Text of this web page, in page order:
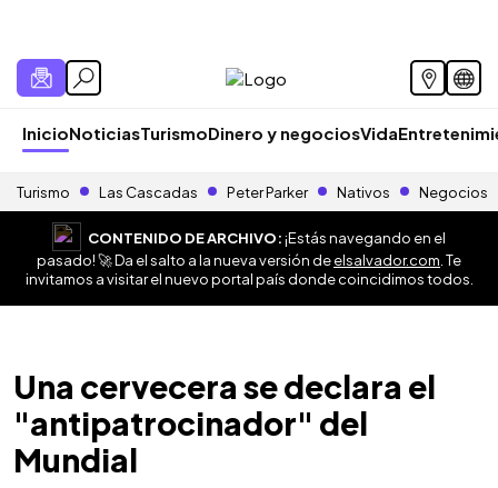
InicioNoticiasTurismoDinero y negociosVida
Turismo Las Cascadas Peter Parker Nativos Negocios
CONTENIDO DE ARCHIVO:¡Estás navegando en el
pasado! 🚀 Da el salto a la nueva versión deelsalvador.com . Te
invitamos a visitar el nuevo portal país donde coincidimos todos.
Una cervecera se declara el
"antipatrocinador" del
Mundial